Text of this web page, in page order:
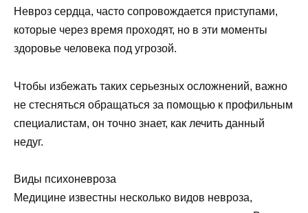
Невроз сердца, часто сопровождается приступами,
которые через время проходят, но в эти моменты
здоровье человека под угрозой.
Чтобы избежать таких серьезных осложнений, важно
не стесняться обращаться за помощью к профильным
специалистам, он точно знает, как лечить данный
недуг.
Виды психоневроза
Медицине известны несколько видов невроза,